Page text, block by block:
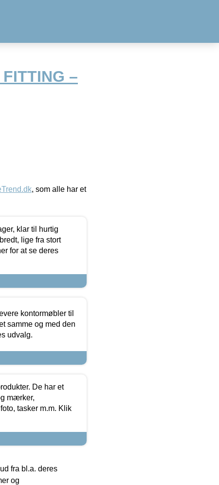
–
, som alle har et
klar til hurtig
lige fra stort
for at se deres
kontormøbler til
samme og med den
udvalg.
De har et
mærker,
tasker m.m. Klik
fra bl.a. deres
og